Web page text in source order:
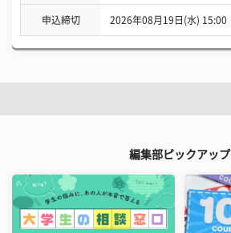
申込締切 2026年08月19日(水) 15:00
編集部ピックアップ